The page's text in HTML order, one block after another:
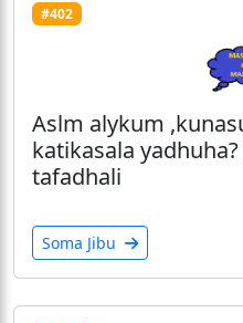
#402
Aslm alykum
katikasala
tafadhali
Soma Jibu